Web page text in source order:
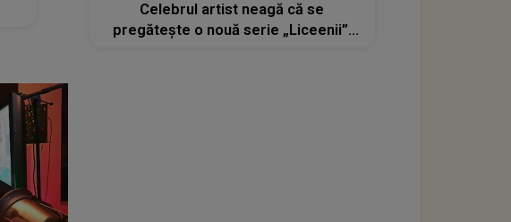
Celebrul artist neagă că se
pregătește o nouă serie „Liceenii”: